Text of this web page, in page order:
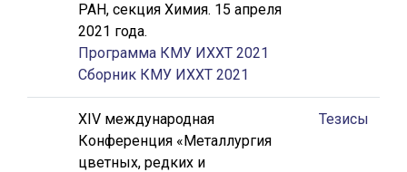
РАН, секция Химия. 15 апреля
2021 года.
Программа КМУ ИХХТ 2021
Сборник КМУ ИХХТ 2021
XIV международная
Конференция «Металлургия
цветных, редких и
Тезисы